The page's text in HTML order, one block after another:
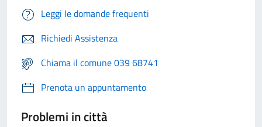
Leggi le domande frequenti
Richiedi Assistenza
Chiama il comune 039 68741
Prenota un appuntamento
Problemi in città